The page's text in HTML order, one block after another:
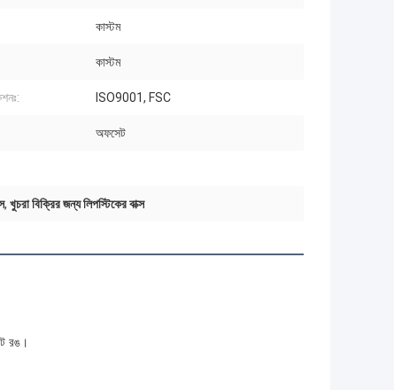
কাস্টম
কাস্টম
ISO9001, FSC
অফসেট
, খুচরা বিক্রির জন্য লিপস্টিকের বাক্স
রঙ।